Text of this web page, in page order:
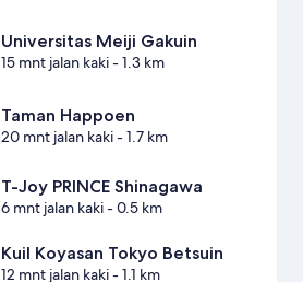
Universitas Meiji Gakuin
15 mnt jalan kaki- 1.3 km
Taman Happoen
20 mnt jalan kaki- 1.7 km
T-Joy PRINCE Shinagawa
6 mnt jalan kaki- 0.5 km
Kuil Koyasan Tokyo Betsuin
12 mnt jalan kaki- 1.1 km